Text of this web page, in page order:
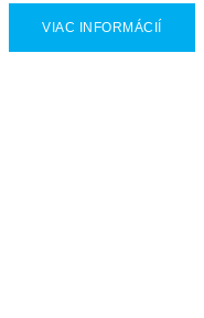
VIAC INFORMÁCIÍ